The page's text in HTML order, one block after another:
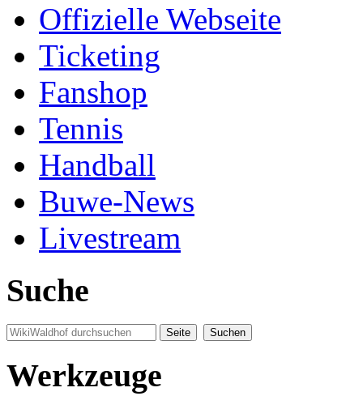
Offizielle Webseite
Ticketing
Fanshop
Tennis
Handball
Buwe-News
Livestream
Suche
Werkzeuge